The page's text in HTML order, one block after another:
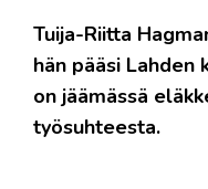
Tuija-Riitta
hän pääsi Lahden
on jäämässä
työsuhteesta.